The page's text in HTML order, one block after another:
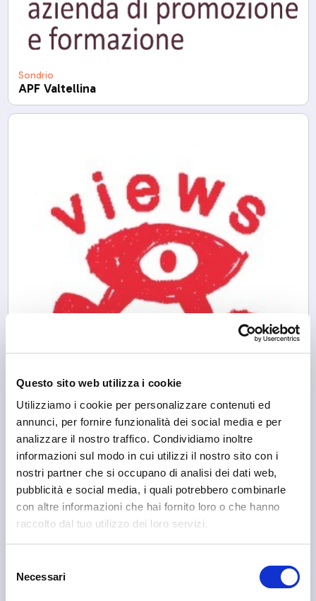
Questo sito web utilizza i cookie
Utilizziamo i cookie per personalizzare contenuti ed
annunci, per fornire funzionalità dei social media e per
analizzare il nostro traffico. Condividiamo inoltre
informazioni sul modo in cui utilizzi il nostro sito con i
nostri partner che si occupano di analisi dei dati web,
pubblicità e social media, i quali potrebbero combinarle
con altre informazioni che hai fornito loro o che hanno
raccolto dal tuo utilizzo dei loro servizi.
delNecessari
Sondrio
APF Valtellina
Associazione Culturale Views